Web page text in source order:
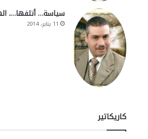
سياسة… أتلفها….
11 يناير، 2014
كاريكاتير